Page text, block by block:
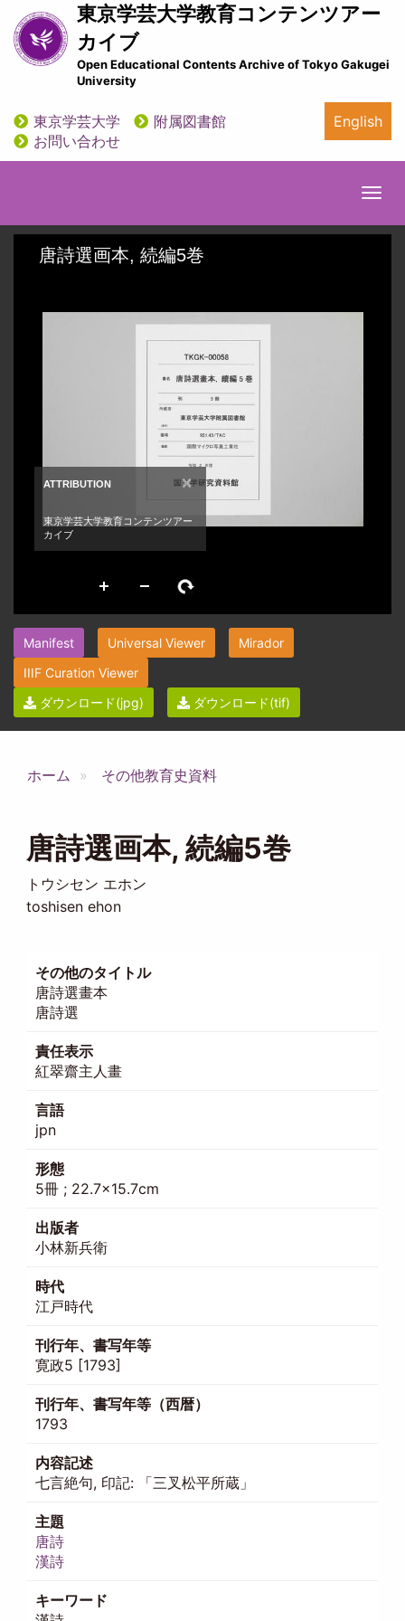
イ
ン
ン
ツ
東京学芸大学教育コンテンツアー
カイブ
Open Educational Contents Archive of Tokyo Gakugei
University
utility
東京学芸大学
附属図書館
お問い合わせ
English
Manifest Universal Viewer
Mirador
IIIF Curation Viewer
ダウンロード(jpg)
ダウンロード(tif)
ホーム その他教育史資料
唐詩選画本, 続編5巻
トウシセン エホン
toshisen ehon
その他のタイトル
唐詩選畫本
唐詩選
責任表示
紅翠齋主人畫
言語
jpn
形態
5冊 ; 22.7×15.7cm
出版者
小林新兵衛
時代
江戸時代
刊行年、書写年等
寛政5 [1793]
刊行年、書写年等（西暦）
1793
内容記述
七言絶句, 印記: 「三叉松平所蔵」
主題
唐詩
漢詩
キーワード